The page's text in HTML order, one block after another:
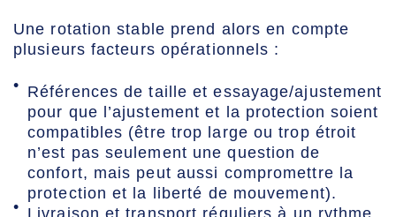
Une rotation stable prend alors en compte
plusieurs facteurs opérationnels :
Références de taille et essayage/ajustement
pour que l’ajustement et la protection soient
compatibles (être trop large ou trop étroit
n’est pas seulement une question de
confort, mais peut aussi compromettre la
protection et la liberté de mouvement).